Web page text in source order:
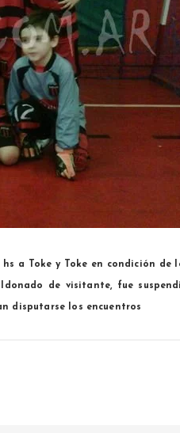
a Toke y Toke en condición de
de visitante, fue
disputarse los encuentros